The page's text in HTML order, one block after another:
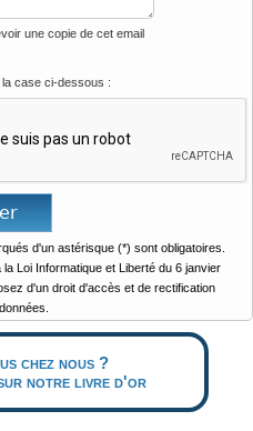
une copie de cet email
case ci-dessous :
d'un astérisque (*) sont obligatoires.
Loi Informatique et Liberté du 6 janvier
d'un droit d'accès et de rectification
chez nous ?
notre livre d'or